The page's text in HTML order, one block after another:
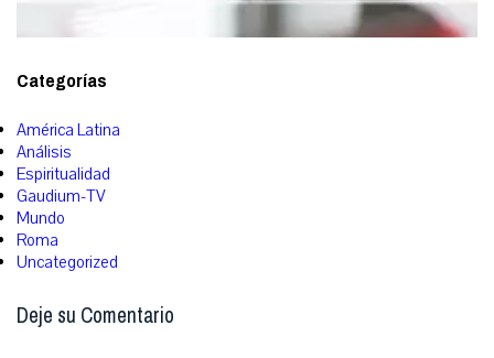
Categorías
América Latina
Análisis
Espiritualidad
Gaudium-TV
Mundo
Roma
Uncategorized
Deje su Comentario